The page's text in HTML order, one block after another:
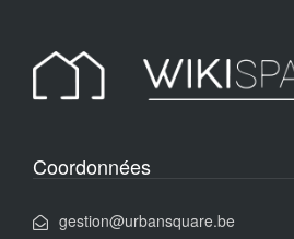
Coordonnées
gestion@urbansquare.be